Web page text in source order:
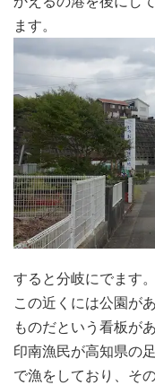
ます。
すると分岐にでます。
この近くには公園が
ものだという看板が
印南漁民が高知県の
で漁をしており、そ